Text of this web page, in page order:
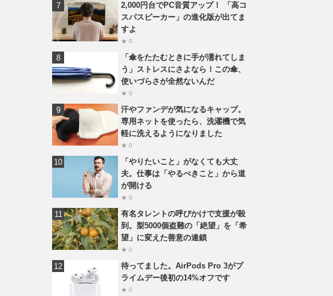
2,000円台でPC音質アップ！ 「高コ
スパスピーカー」の進化版が出てま
すよ
★ 0
「傘をたたむときに手が濡れてしま
う」ストレスにさよなら！この傘、
使いづらさが全然ないんだ
★ 0
汗やファンデが気になるキャップ。
専用ネットを使ったら、洗濯機で気
軽に洗えるようになりました
★ 0
「やりたいこと」がなくても大丈
夫。仕事は「やるべきこと」から道
が開ける
★ 0
有名タレントの呼びかけで支援が殺
到。梨5000個盗難の「絶望」を「希
望」に変えた善意の連鎖
★ 0
待ってました。AirPods Pro 3がプ
ライムデー後初の14%オフです
★ 0